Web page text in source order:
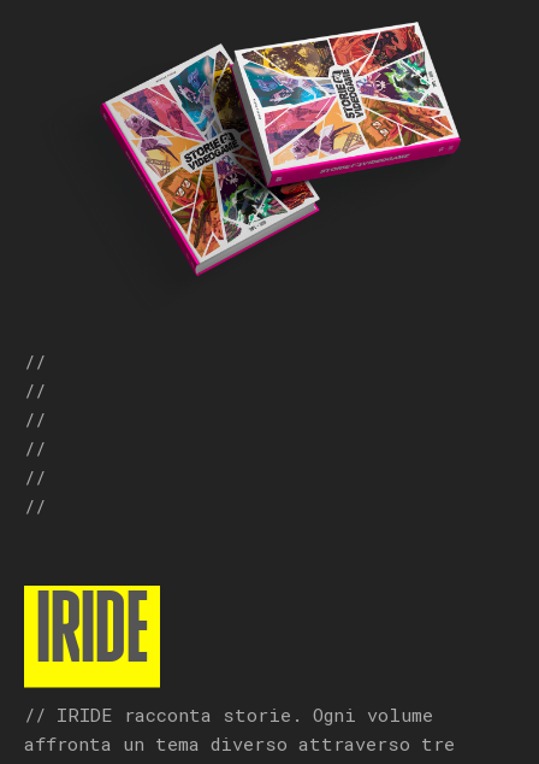
//
//
//
//
//
//
IRIDE
// IRIDE racconta storie. Ogni volume
affronta un tema diverso attraverso tre